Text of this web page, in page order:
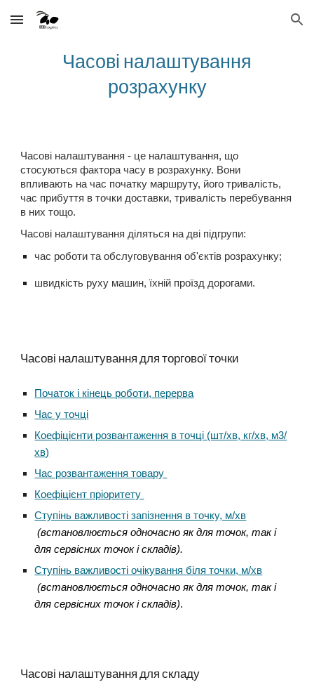
Skip to main content Skip to navigation
Часові налаштування
розрахунку
Часові налаштування - це налаштування, що
стосуються фактора часу в розрахунку. Вони
впливають на час початку маршруту, його тривалість,
час прибуття в точки доставки, тривалість перебування
в них тощо.
Часові налаштування діляться на дві підгрупи:
час роботи та обслуговування об'єктів розрахунку;
швидкість руху машин, їхній проїзд дорогами.
Часові налаштування для торгової точки
Початок і кінець роботи, перерва
Час у точці
Коефіцієнти розвантаження в точці (шт/хв, кг/хв, м3/
хв)
Час розвантаження товару
Коефіцієнт пріоритету
Ступінь важливості запізнення в точку, м/хв
(встановлюється одночасно як для точок, так і
для сервісних точок і складів).
Ступінь важливості очікування біля точки, м/хв
(встановлюється одночасно як для точок, так і
для сервісних точок і складів).
Часові налаштування для складу